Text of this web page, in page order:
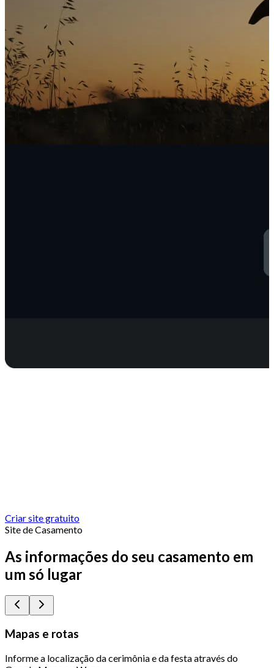
Criar site gratuito
Site de Casamento
As informações do seu casamento em
um só lugar
Mapas e rotas
Informe a localização da cerimônia e da festa através do